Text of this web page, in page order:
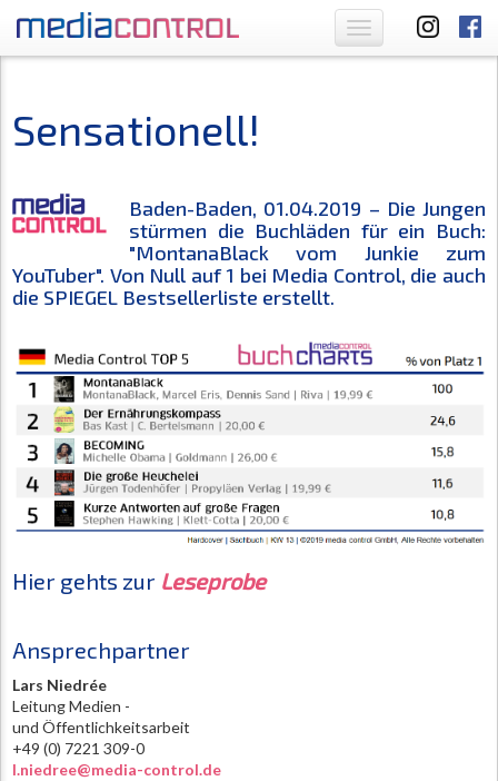
Toggle
navigation
Sensationell!
Baden-Baden, 01.04.2019 – Die Jungen
stürmen die Buchläden für ein Buch:
"MontanaBlack vom Junkie zum
YouTuber". Von Null auf 1 bei Media Control, die auch
die SPIEGEL Bestsellerliste erstellt.
Hier gehts zur Leseprobe
Ansprechpartner
Lars Niedrée
Leitung Medien -
und Öffentlichkeitsarbeit
+49 (0) 7221 309-0
l.niedree@media-control.de